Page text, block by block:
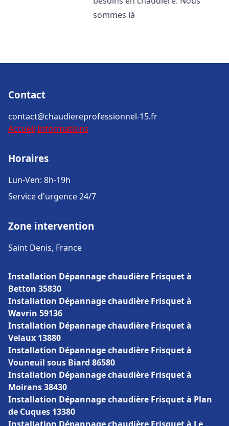
sommes là
Contact
contact@chaudiereprofessionnel-15.fr
Accueil Informations
Horaires
Lun-Ven: 8h-19h
Service d'urgence 24/7
Zone intervention
Saint Denis, France
Installation Dépannage chaudière Frisquet à
Betton 35830
Installation Dépannage chaudière Frisquet à
Wavrin 59136
Installation Dépannage chaudière Frisquet à
Velaux 13880
Installation Dépannage chaudière Frisquet à
Vouneuil sous Biard 86580
Installation Dépannage chaudière Frisquet à
Moirans 38430
Installation Dépannage chaudière Frisquet à Plan
de Cuques 13380